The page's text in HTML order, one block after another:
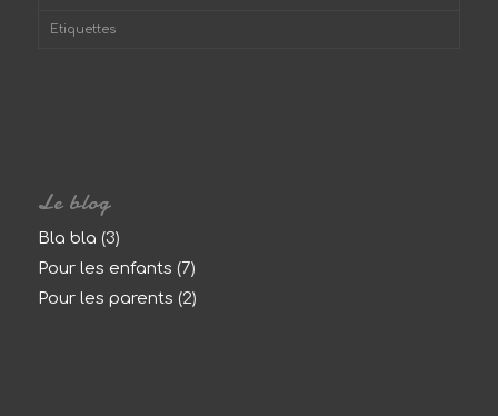
Etiquettes
Le blog
Bla bla (3)
Pour les enfants (7)
Pour les parents (2)